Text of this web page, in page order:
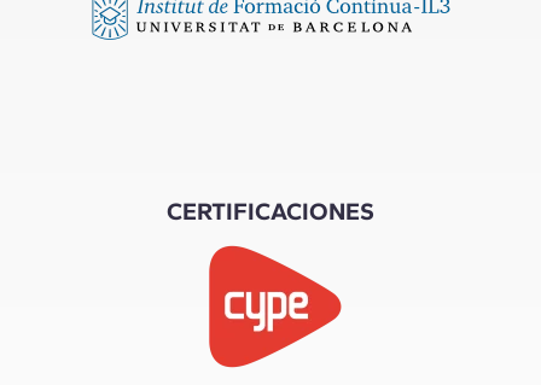
CERTIFICACIONES